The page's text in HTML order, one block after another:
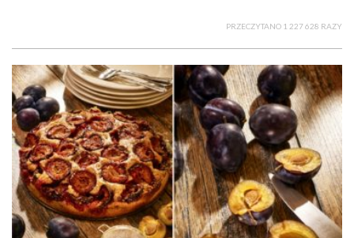
PRZECZYTANO 1 227 628 RAZY